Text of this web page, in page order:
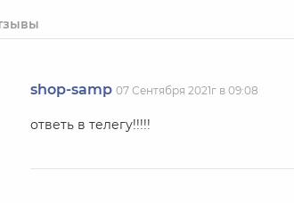
shop-samp 07 Сентября 2021г в 09:08
ответь в телегу!!!!!